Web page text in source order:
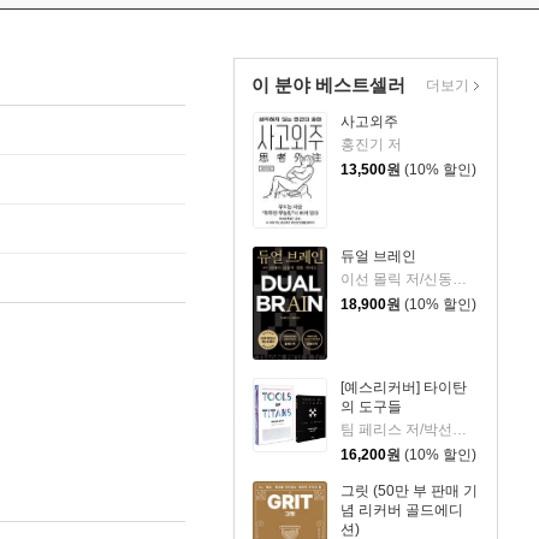
이 분야 베스트셀러
사고외주
홍진기 저
13,500원 (10% 할인)
듀얼 브레인
18,900원 (10% 할인)
[예스리커버] 타이탄
의 도구들
팀 페리스 저/박선령,정지현 공역
16,200원 (10% 할인)
그릿 (50만 부 판매 기
념 리커버 골드에디
션)
더보기